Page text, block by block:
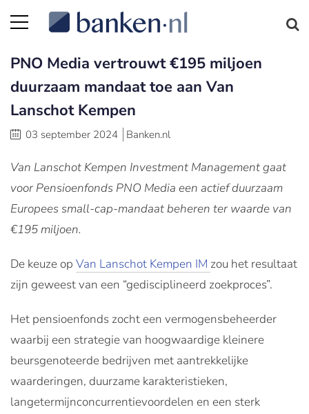
PNO Media vertrouwt €195 miljoen
duurzaam mandaat toe aan Van
Lanschot Kempen
03 september 2024 Banken.nl
Van Lanschot Kempen Investment Management gaat
voor Pensioenfonds PNO Media een actief duurzaam
Europees small-cap-mandaat beheren ter waarde van
€195 miljoen.
De keuze op Van Lanschot Kempen IM zou het resultaat
zijn geweest van een “gedisciplineerd zoekproces”.
Het pensioenfonds zocht een vermogensbeheerder
waarbij een strategie van hoogwaardige kleinere
beursgenoteerde bedrijven met aantrekkelijke
waarderingen, duurzame karakteristieken,
langetermijnconcurrentievoordelen en een sterk